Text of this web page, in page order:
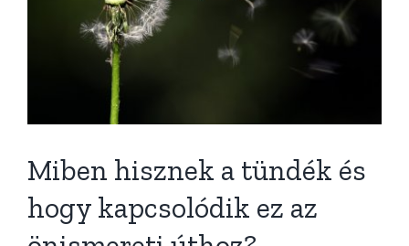
Miben hisznek a tündék és
hogy kapcsolódik ez az